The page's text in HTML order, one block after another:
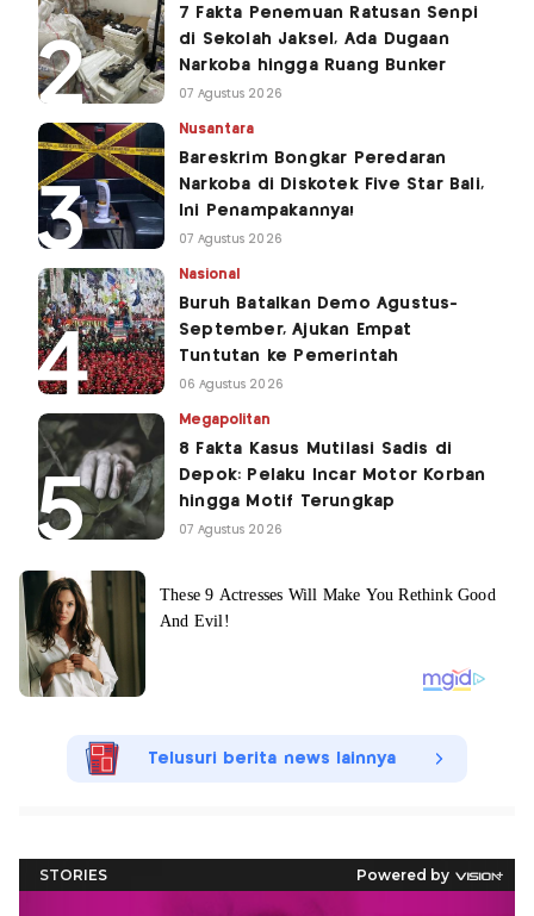
7 Fakta Penemuan Ratusan Senpi
di Sekolah Jaksel, Ada Dugaan
Narkoba hingga Ruang Bunker
07 Agustus 2026
Nusantara
Bareskrim Bongkar Peredaran
Narkoba di Diskotek Five Star Bali,
Ini Penampakannya!
07 Agustus 2026
Nasional
Buruh Batalkan Demo Agustus-
September, Ajukan Empat
Tuntutan ke Pemerintah
06 Agustus 2026
Megapolitan
8 Fakta Kasus Mutilasi Sadis di
Depok: Pelaku Incar Motor Korban
hingga Motif Terungkap
07 Agustus 2026
Telusuri berita news lainnya